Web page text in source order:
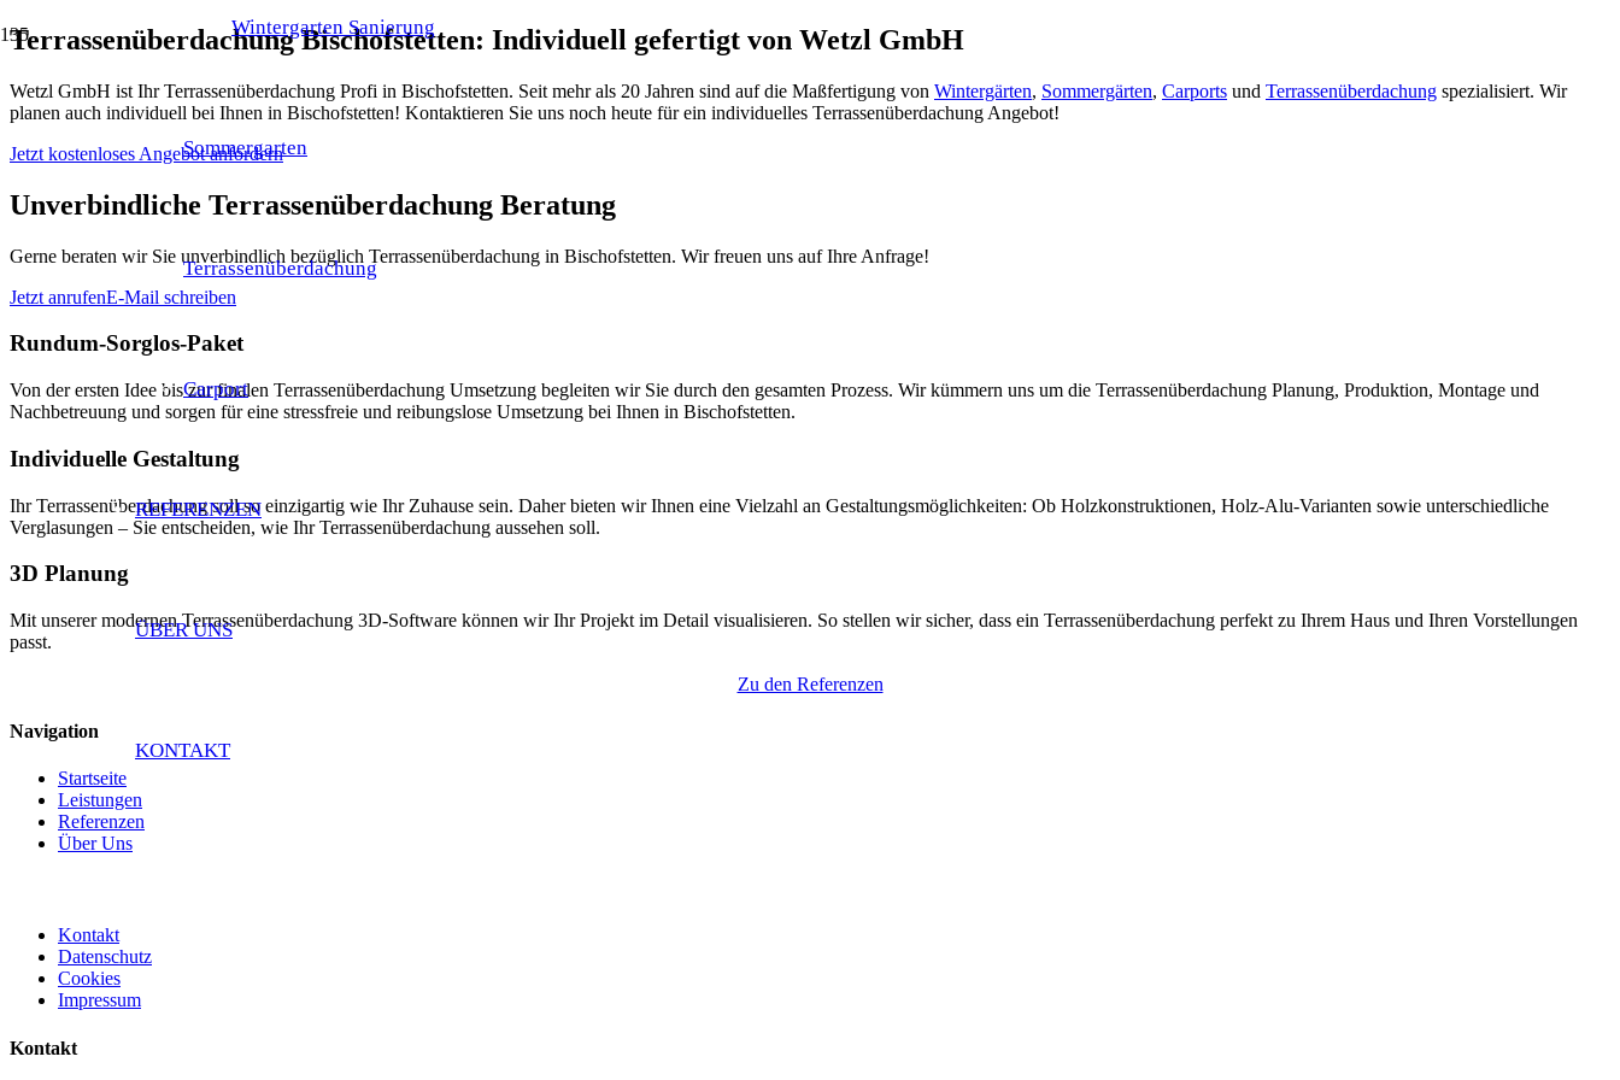
Wintergarten Sanierung
Sommergarten
Terrassenüberdachung
Carport
REFERENZEN
ÜBER UNS
KONTAKT
Terrassenüberdachung Bischofstetten: Individuell gefertigt von Wetzl GmbH
Wetzl GmbH ist Ihr Terrassenüberdachung Profi in Bischofstetten. Seit mehr als 20 Jahren sind auf die Maßfertigung von Wintergärten, Sommergärten, Carports und Terrassenüberdachung spezialisiert. Wir
planen auch individuell bei Ihnen in Bischofstetten! Kontaktieren Sie uns noch heute für ein individuelles Terrassenüberdachung Angebot!
Jetzt kostenloses Angebot anfordern
Unverbindliche Terrassenüberdachung Beratung
Gerne beraten wir Sie unverbindlich bezüglich Terrassenüberdachung in Bischofstetten. Wir freuen uns auf Ihre Anfrage!
Jetzt anrufenE-Mail schreiben
Rundum-Sorglos-Paket
Von der ersten Idee bis zur finalen Terrassenüberdachung Umsetzung begleiten wir Sie durch den gesamten Prozess. Wir kümmern uns um die Terrassenüberdachung Planung, Produktion, Montage und
Nachbetreuung und sorgen für eine stressfreie und reibungslose Umsetzung bei Ihnen in Bischofstetten.
Individuelle Gestaltung
Ihr Terrassenüberdachung soll so einzigartig wie Ihr Zuhause sein. Daher bieten wir Ihnen eine Vielzahl an Gestaltungsmöglichkeiten: Ob Holzkonstruktionen, Holz-Alu-Varianten sowie unterschiedliche
Verglasungen – Sie entscheiden, wie Ihr Terrassenüberdachung aussehen soll.
3D Planung
Mit unserer modernen Terrassenüberdachung 3D-Software können wir Ihr Projekt im Detail visualisieren. So stellen wir sicher, dass ein Terrassenüberdachung perfekt zu Ihrem Haus und Ihren Vorstellungen
passt.
Zu den Referenzen
Navigation
Startseite
Leistungen
Referenzen
Über Uns
Kontakt
Datenschutz
Cookies
Impressum
Kontakt